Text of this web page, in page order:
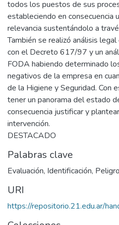
todos los puestos de sus
estableciendo en consecuencia
relevancia sustentándolo a
También se realizó análisis
con el Decreto 617/97 y un
FODA habiendo determinado
negativos de la empresa en
de la Higiene y Seguridad. Con
tener un panorama del estado
consecuencia justificar y
intervención.
DESTACADO
Palabras clave
Evaluación, Identificación,
URI
https://repositorio.21.edu.ar/